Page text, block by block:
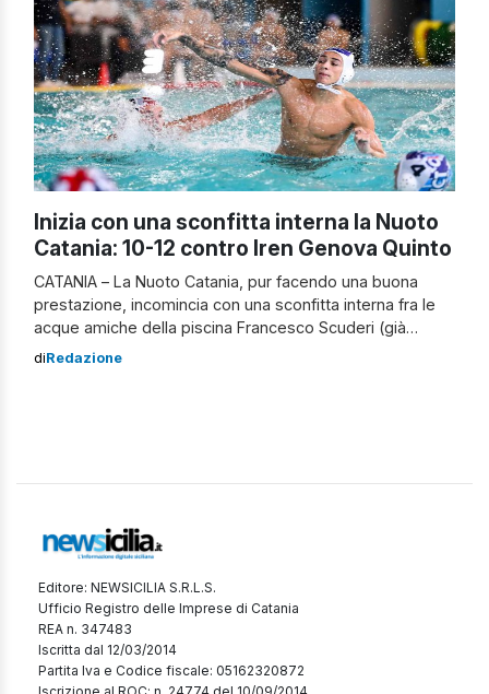
Inizia con una sconfitta interna la Nuoto
Catania: 10-12 contro Iren Genova Quinto
CATANIA – La Nuoto Catania, pur facendo una buona
prestazione, incomincia con una sconfitta interna fra le
acque amiche della piscina Francesco Scuderi (già
piscina Zurria), contro i Liguri della Iren Genova Quinto
diRedazione
Editore: NEWSICILIA S.R.L.S.
Ufficio Registro delle Imprese di Catania
REA n. 347483
Iscritta dal 12/03/2014
Partita Iva e Codice fiscale: 05162320872